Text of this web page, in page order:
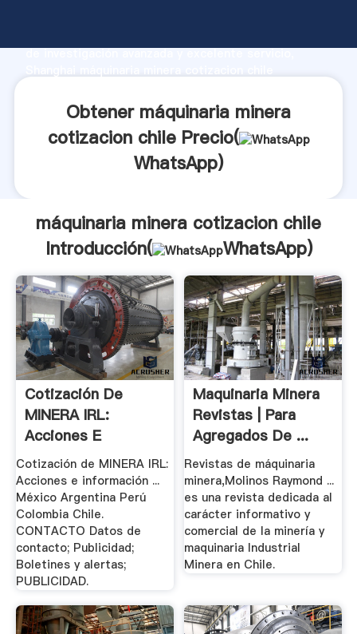
de investigación avanzada y excelente servicio,
clientes.Obtener máquinaria minera
cotizacion chile Precio(
WhatsApp)
máquinaria minera cotizacion chile
Introducción(
WhatsApp)
Cotización De
MINERA IRL:
Acciones E
Información ...
Cotización de MINERA IRL:
Acciones e información ...
México Argentina Perú
Colombia Chile.
CONTACTO Datos de
contacto; Publicidad;
Boletines y alertas;
PUBLICIDAD.
Maquinaria Minera
Revistas | Para
Agregados De ...
Revistas de máquinaria
minera,Molinos Raymond ...
es una revista dedicada al
carácter informativo y
comercial de la minería y
maquinaria Industrial
Minera en Chile.